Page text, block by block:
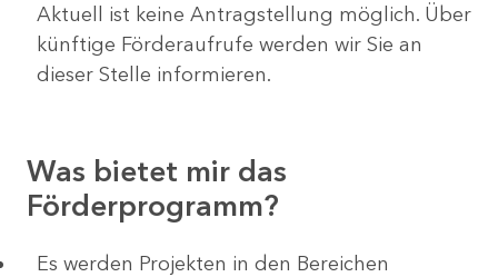
Aktuell ist keine Antragstellung möglich. Über
künftige Förderaufrufe werden wir Sie an
dieser Stelle informieren.
Was bietet mir das
Förderprogramm?
Es werden Projekten in den Bereichen